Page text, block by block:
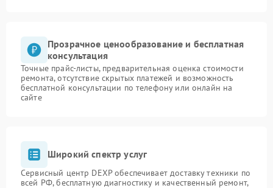
Прозрачное ценообразование и бесплатная
консультация
Точные прайс-листы, предварительная оценка стоимости
ремонта, отсутствие скрытых платежей и возможность
бесплатной консультации по телефону или онлайн на
сайте
Широкий спектр услуг
Сервисный центр DEXP обеспечивает доставку техники по
всей РФ, бесплатную диагностику и качественный ремонт,